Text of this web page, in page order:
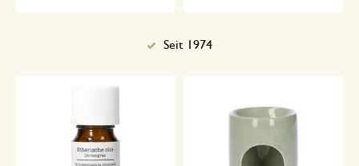
Seit 1974